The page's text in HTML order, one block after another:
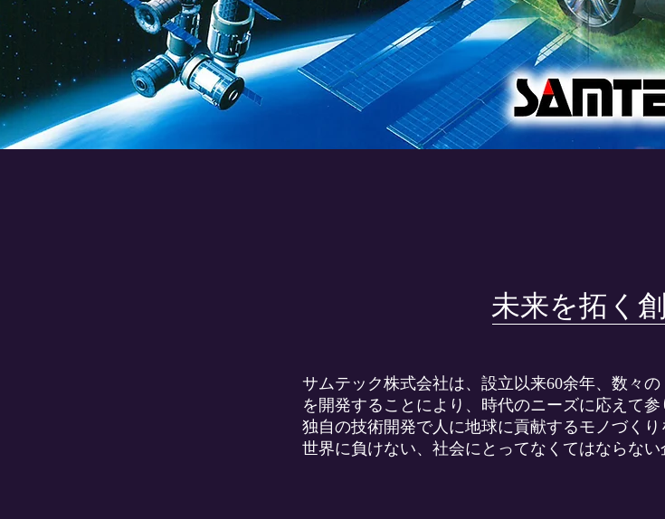
未来を拓く
サムテック株式会社は、設立以来60余年、数々
を開発することにより、時代のニーズに応えて参
独自の技術開発で人に地球に貢献するモノづくり
世界に負けない、社会にとってなくてはならない